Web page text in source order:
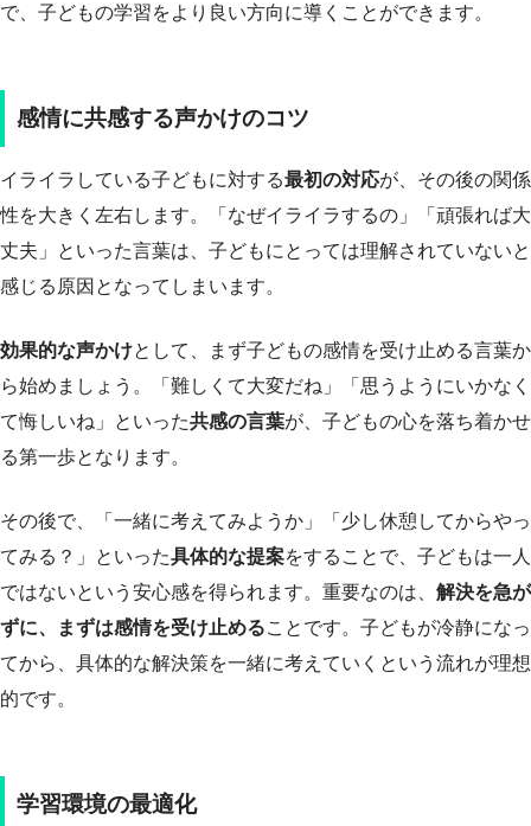
で、子どもの学習をより良い方向に導くことができます。
感情に共感する声かけのコツ
イライラしている子どもに対する最初の対応が、その後の関係
性を大きく左右します。「なぜイライラするの」「頑張れば大
丈夫」といった言葉は、子どもにとっては理解されていないと
感じる原因となってしまいます。
効果的な声かけとして、まず子どもの感情を受け止める言葉か
ら始めましょう。「難しくて大変だね」「思うようにいかなく
て悔しいね」といった共感の言葉が、子どもの心を落ち着かせ
る第一歩となります。
その後で、「一緒に考えてみようか」「少し休憩してからやっ
てみる？」といった具体的な提案をすることで、子どもは一人
ではないという安心感を得られます。重要なのは、 解決を急が
ずに、まずは感情を受け止めることです。子どもが冷静になっ
てから、具体的な解決策を一緒に考えていくという流れが理想
的です。
学習環境の最適化